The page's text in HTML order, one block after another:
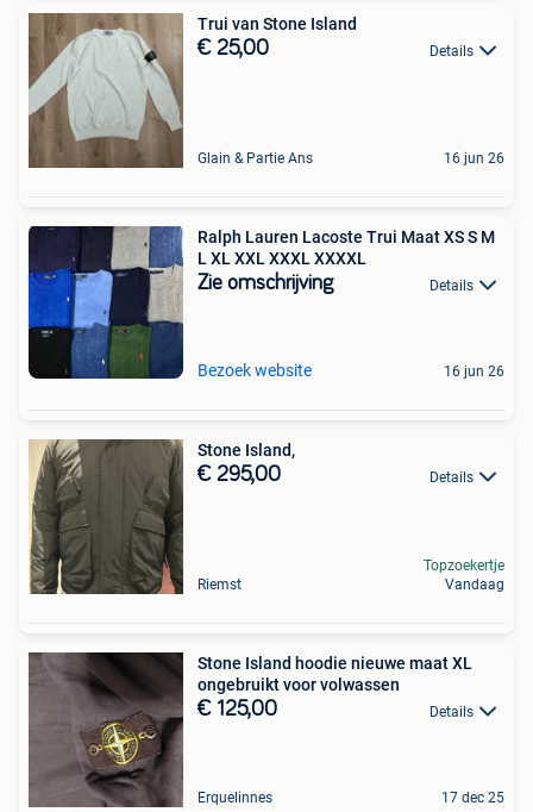
Trui van Stone Island
€ 25,00 Details
Glain & Partie Ans 16 jun 26
Ralph Lauren Lacoste Trui Maat XS S M
L XL XXL XXXL XXXXL
Zie omschrijving Details
Bezoek website 16 jun 26
Stone Island,
€ 295,00 Details
Riemst
Topzoekertje
Vandaag
Stone Island hoodie nieuwe maat XL
ongebruikt voor volwassen
€ 125,00 Details
Erquelinnes 17 dec 25